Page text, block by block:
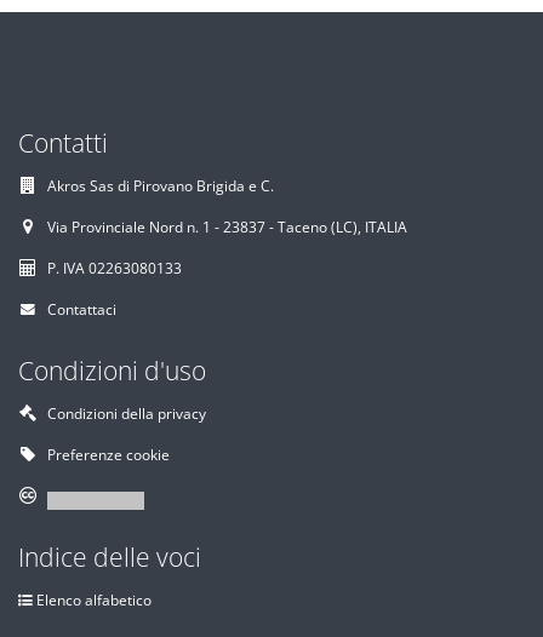
Contatti
Akros Sas di Pirovano Brigida e C.
Via Provinciale Nord n. 1 - 23837 - Taceno (LC), ITALIA
P. IVA 02263080133
Contattaci
Condizioni d'uso
Condizioni della privacy
Preferenze cookie
Indice delle voci
Elenco alfabetico